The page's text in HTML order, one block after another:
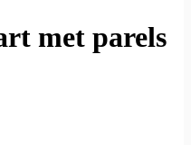
met parels